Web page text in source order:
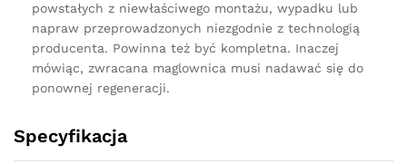
powstałych z niewłaściwego montażu, wypadku lub
napraw przeprowadzonych niezgodnie z technologią
producenta. Powinna też być kompletna. Inaczej
mówiąc, zwracana maglownica musi nadawać się do
ponownej regeneracji.
Specyfikacja